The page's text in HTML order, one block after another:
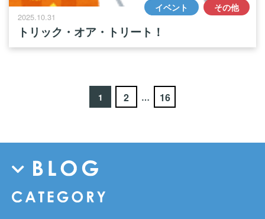
2025.10.31
トリック・オア・トリート！
イベント その他
1 2 … 16